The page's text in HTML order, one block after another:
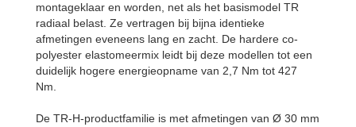
montageklaar en worden, net als het basismodel TR
radiaal belast. Ze vertragen bij bijna identieke
afmetingen eveneens lang en zacht. De hardere co-
polyester elastomeermix leidt bij deze modellen tot een
duidelijk hogere energieopname van 2,7 Nm tot 427
Nm.
De TR-H-productfamilie is met afmetingen van Ø 30 mm